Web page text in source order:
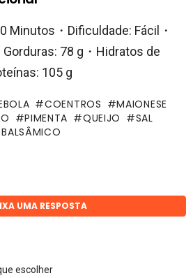
Minutos・Dificuldade: Fácil・
78 g・Hidratos de
105 g
COENTROS
MAIONESE
PIMENTA QUEIJO
SAL
UMA RESPOSTA
escolher